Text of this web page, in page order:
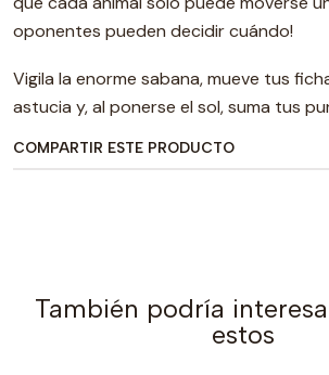
oponentes pueden decidir cuándo!
Vigila la enorme sabana, mueve tus
astucia y, al ponerse el sol, suma tus
COMPARTIR ESTE PRODUCTO
También podría
estos